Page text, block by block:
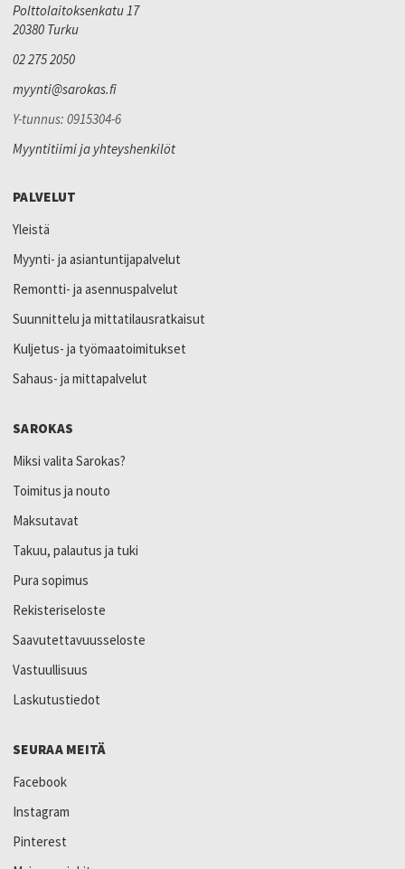
Polttolaitoksenkatu 17
20380 Turku
02 275 2050
myynti@sarokas.fi
Y-tunnus: 0915304-6
Myyntitiimi ja yhteyshenkilöt
PALVELUT
Yleistä
Myynti- ja asiantuntijapalvelut
Remontti- ja asennuspalvelut
Suunnittelu ja mittatilausratkaisut
Kuljetus- ja työmaatoimitukset
Sahaus- ja mittapalvelut
SAROKAS
Miksi valita Sarokas?
Toimitus ja nouto
Maksutavat
Takuu, palautus ja tuki
Pura sopimus
Rekisteriseloste
Saavutettavuusseloste
Vastuullisuus
Laskutustiedot
SEURAA MEITÄ
Facebook
Instagram
Pinterest